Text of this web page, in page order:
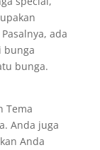
ada
bunga
bunga.
Tema
Anda juga
Anda